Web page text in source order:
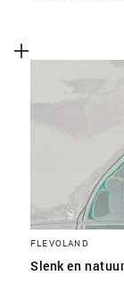
FLEVOLAND
Slenk en